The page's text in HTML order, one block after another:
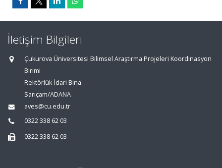
İletişim Bilgileri
Çukurova Üniversitesi Bilimsel Araştırma Projeleri Koordinasyon
Birimi
Rektörlük İdari Bina
Sarıçam/ADANA
aves@cu.edu.tr
0322 338 62 03
0322 338 62 03